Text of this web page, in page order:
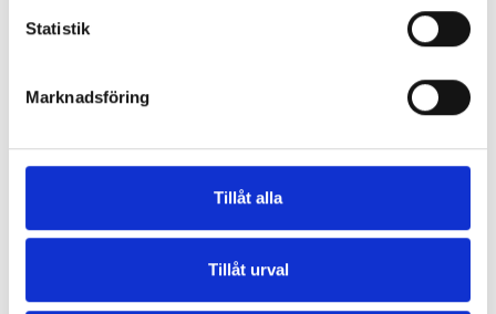
Statistik
Marknadsföring
Tillåt alla
Tillåt urval
Beskrivning
Entré: 200 kr, under 25 år: fri entré. Info:
www.biljettkiosken.se
Datum & klockslag(1)